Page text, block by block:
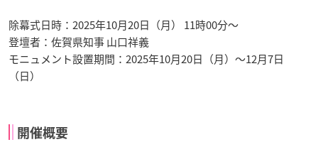
除幕式日時：2025年10月20日（月） 11時00分〜
登壇者：佐賀県知事 山口祥義
モニュメント設置期間：2025年10月20日（月）〜12月7日
（日）
開催概要